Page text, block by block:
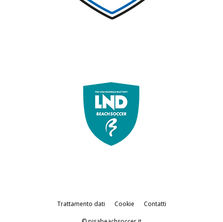
Trattamento dati Cookie Contatti